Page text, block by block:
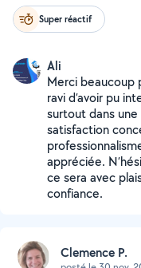
Super réactif
Ali
Merci beaucoup
ravi d’avoir pu
surtout dans une
satisfaction
appréciée.
ce sera avec
confiance.
Clemence P.